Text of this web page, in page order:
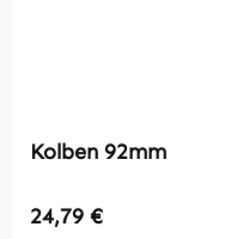
Kolben 92mm
Regulärer Preis:
24,79 €